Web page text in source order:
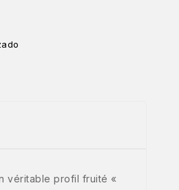
véritable profil fruité «